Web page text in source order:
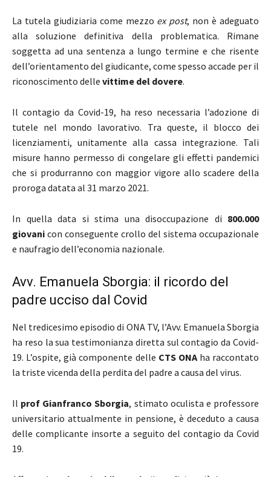
La tutela giudiziaria come mezzo ex post, non è adeguato
alla soluzione definitiva della problematica. Rimane
soggetta ad una sentenza a lungo termine e che risente
dell’orientamento del giudicante, come spesso accade per il
riconoscimento delle vittime del dovere.
Il contagio da Covid-19, ha reso necessaria l’adozione di
tutele nel mondo lavorativo. Tra queste, il blocco dei
licenziamenti, unitamente alla cassa integrazione. Tali
misure hanno permesso di congelare gli effetti pandemici
che si produrranno con maggior vigore allo scadere della
proroga datata al 31 marzo 2021.
In quella data si stima una disoccupazione di 800.000
giovani con conseguente crollo del sistema occupazionale
e naufragio dell’economia nazionale.
Avv. Emanuela Sborgia: il ricordo del
padre ucciso dal Covid
Nel tredicesimo episodio di ONA TV, l’Avv. Emanuela Sborgia
ha reso la sua testimonianza diretta sul contagio da Covid-
19. L’ospite, già componente delle CTS ONAha raccontato
la triste vicenda della perdita del padre a causa del virus.
Il prof Gianfranco Sborgia, stimato oculista e professore
universitario attualmente in pensione, è deceduto a causa
delle complicante insorte a seguito del contagio da Covid
19.